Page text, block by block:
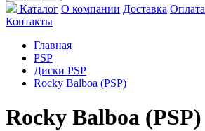
Каталог О компании Доставка Оплата
Контакты
Главная
PSP
Диски PSP
Rocky Balboa (PSP)
Rocky Balboa (PSP)